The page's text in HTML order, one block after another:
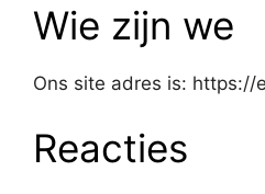
Wie zijn we
Ons site adres is: https://
Reacties